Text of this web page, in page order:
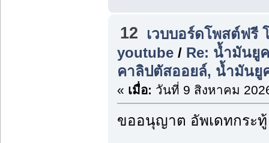
12
เวบบอร์ดโพสต์ฟรี
youtube/ Re: น้ำมันยู
คาลิปตัสออยล์, น้ำมันยู
« เมื่อ: วันที่ 9 สิงหาคม
ขออนุญาต อัพเดทกระทู้